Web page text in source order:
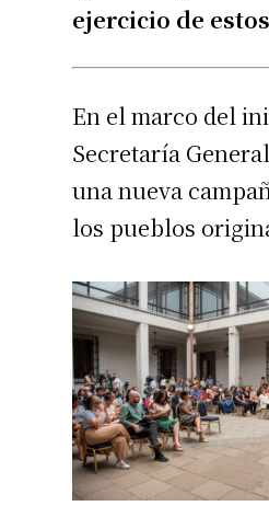
ejercicio de
En el marco del
Secretaría
una nueva
los pueblos